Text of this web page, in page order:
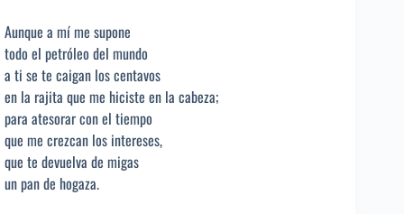
Aunque a mí me supone
todo el petróleo del mundo
a ti se te caigan los centavos
en la rajita que me hiciste en la cabeza;
para atesorar con el tiempo
que me crezcan los intereses,
que te devuelva de migas
un pan de hogaza.